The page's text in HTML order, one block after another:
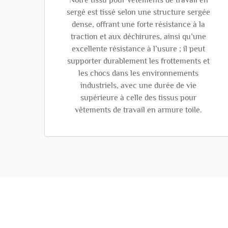
sergé est tissé selon une structure sergée
dense, offrant une forte résistance à la
traction et aux déchirures, ainsi qu’une
excellente résistance à l’usure ; il peut
supporter durablement les frottements et
les chocs dans les environnements
industriels, avec une durée de vie
supérieure à celle des tissus pour
vêtements de travail en armure toile.